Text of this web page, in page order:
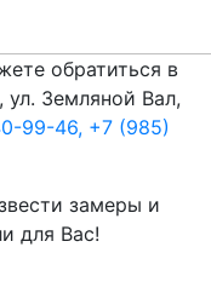
обратиться в
ул. Земляной Вал,
99-46, +7 (985)
замеры и
для Вас!